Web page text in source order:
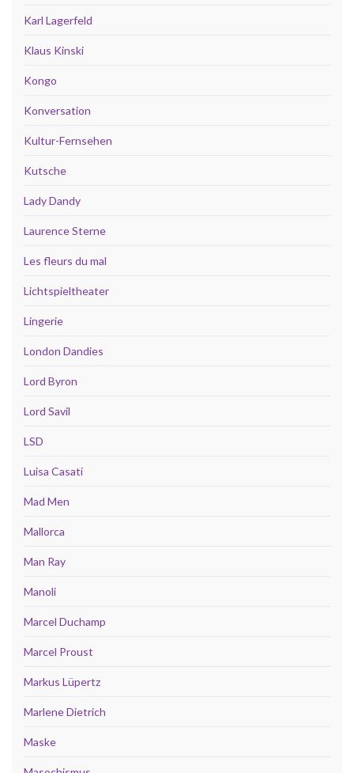
Karl Lagerfeld
Klaus Kinski
Kongo
Konversation
Kultur-Fernsehen
Kutsche
Lady Dandy
Laurence Sterne
Les fleurs du mal
Lichtspieltheater
Lingerie
London Dandies
Lord Byron
Lord Savil
LSD
Luisa Casati
Mad Men
Mallorca
Man Ray
Manoli
Marcel Duchamp
Marcel Proust
Markus Lüpertz
Marlene Dietrich
Maske